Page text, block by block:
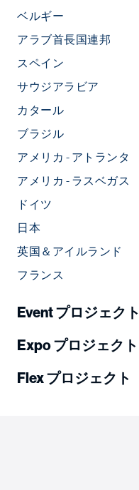
ベルギー
アラブ首長国連邦
スペイン
サウジアラビア
カタール
ブラジル
アメリカ - アトランタ
アメリカ - ラスベガス
ドイツ
日本
英国＆アイルランド
フランス
Event プロジェクト
Expo プロジェクト
Flex プロジェクト